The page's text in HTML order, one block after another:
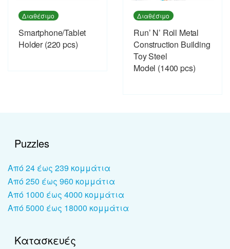
Διαθέσιμο
Smartphone/Tablet
Holder (220 pcs)
Διαθέσιμο
Run’ N’ Roll Metal
Construction Building
Toy Steel
Model (1400 pcs)
Puzzles
Από 24 έως 239 κομμάτια
Από 250 έως 960 κομμάτια
Από 1000 έως 4000 κομμάτια
Από 5000 έως 18000 κομμάτια
Κατασκευές